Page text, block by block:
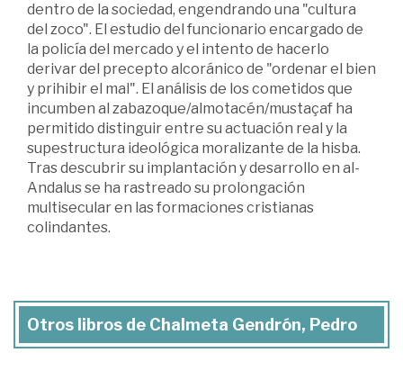
dentro de la sociedad, engendrando una "cultura
del zoco". El estudio del funcionario encargado de
la policía del mercado y el intento de hacerlo
derivar del precepto alcoránico de "ordenar el bien
y prihibir el mal". El análisis de los cometidos que
incumben al zabazoque/almotacén/mustaçaf ha
permitido distinguir entre su actuación real y la
supestructura ideológica moralizante de la hisba.
Tras descubrir su implantación y desarrollo en al-
Andalus se ha rastreado su prolongación
multisecular en las formaciones cristianas
colindantes.
Otros libros de Chalmeta Gendrón, Pedro